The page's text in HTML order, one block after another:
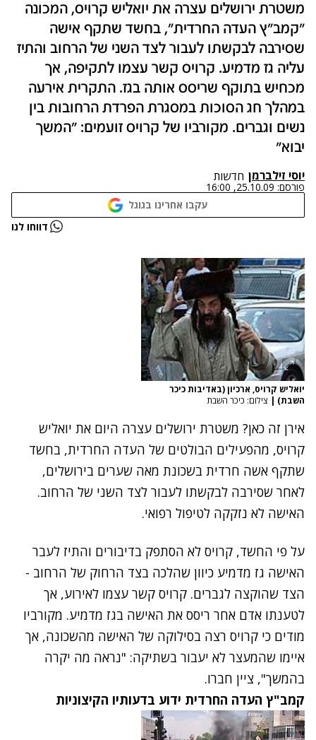
משטרת ירושלים עצרה את יואליש קרויס, המכונה
"קמב"ץ העדה החרדית", בחשד שתקף אישה
שסירבה לבקשתו לעבור לצד השני של הרחוב והתיז
עליה גז מדמיע. קרויס קשר עצמו לתקיפה, אך
מכחיש בתוקף שריסס אותה בגז. התקרית אירעה
במהלך חג הסוכות במסגרת הפרדת הרחובות בין
נשים וגברים. מקורביו של קרויס זועמים: "המשך
יבוא"
יוסי זילברמן חדשות
פורסם: 25.10.09, 16:00
עקבו אחרינו בגוגל
דווחו לנו
יואליש קרויס, ארכיון (באדיבות כיכר
השבת) | צילום: כיכר השבת
אירן זה כאן? משטרת ירושלים עצרה היום את יואליש
קרויס, מהפעילים הבולטים של העדה החרדית, בחשד
שתקף אשה חרדית בשכונת מאה שערים בירושלים,
לאחר שסירבה לבקשתו לעבור לצד השני של הרחוב.
האישה לא נזקקה לטיפול רפואי.
על פי החשד, קרויס לא הסתפק בדיבורים והתיז לעבר
האישה גז מדמיע כיוון שהלכה בצד הרחוק של הרחוב -
הצד שהוקצה לגברים. קרויס קשר עצמו לאירוע, אך
לטענתו אדם אחר ריסס את האישה בגז מדמיע. מקורביו
מודים כי קרויס רצה בסילוקה של האישה מהשכונה, אך
איימו שהמעצר לא יעבור בשתיקה: "נראה מה יקרה
בהמשך", ציין חברו.
קמב"ץ העדה החרדית ידוע בדעותיו הקיצוניות